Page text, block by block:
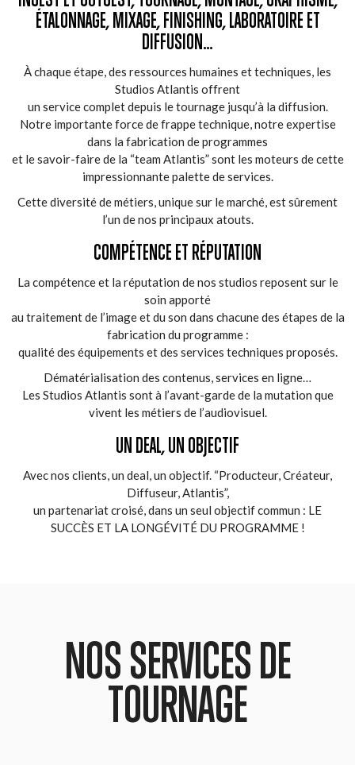
ÉTALONNAGE, MIXAGE, FINISHING, LABORATOIRE ET
DIFFUSION…
À chaque étape, des ressources humaines et techniques, les
Studios Atlantis offrent
un service complet depuis le tournage jusqu’à la diffusion.
Notre importante force de frappe technique, notre expertise
dans la fabrication de programmes
et le savoir-faire de la “team Atlantis” sont les moteurs de cette
impressionnante palette de services.
Cette diversité de métiers, unique sur le marché, est sûrement
l’un de nos principaux atouts.
COMPÉTENCE ET RÉPUTATION
La compétence et la réputation de nos studios reposent sur le
soin apporté
au traitement de l’image et du son dans chacune des étapes de la
fabrication du programme :
qualité des équipements et des services techniques proposés.
Dématérialisation des contenus, services en ligne…
Les Studios Atlantis sont à l’avant-garde de la mutation que
vivent les métiers de l’audiovisuel.
UN DEAL, UN OBJECTIF
Avec nos clients, un deal, un objectif. “Producteur, Créateur,
Diffuseur, Atlantis”,
un partenariat croisé, dans un seul objectif commun : LE
SUCCÈS ET LA LONGÉVITÉ DU PROGRAMME !
NOS SERVICES DE
TOURNAGE